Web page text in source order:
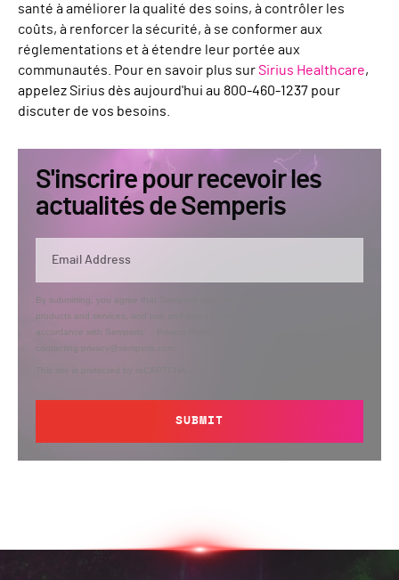
santé à améliorer la qualité des soins, à contrôler les
coûts, à renforcer la sécurité, à se conformer aux
réglementations et à étendre leur portée aux
communautés. Pour en savoir plus surSirius Healthcare,
appelez Sirius dès aujourd'hui au 800-460-1237 pour
discuter de vos besoins
S'inscrire pour recevoir les
actualités de Semperis
By submitting, you agree that Semperis may send you information regarding its
products and services, and use and process your personal information in
accordance with Semperis’
contacting privacy@semperis.com.
This site is protected by reCAPTCHA.
SUBMIT